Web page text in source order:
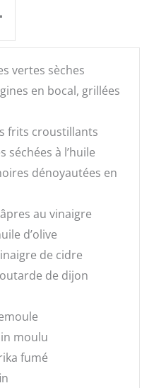
vertes sèches
en bocal, grillées
frits croustillants
séchées à l’huile
dénoyautées en
au vinaigre
d’olive
de cidre
de dijon
moulu
fumé